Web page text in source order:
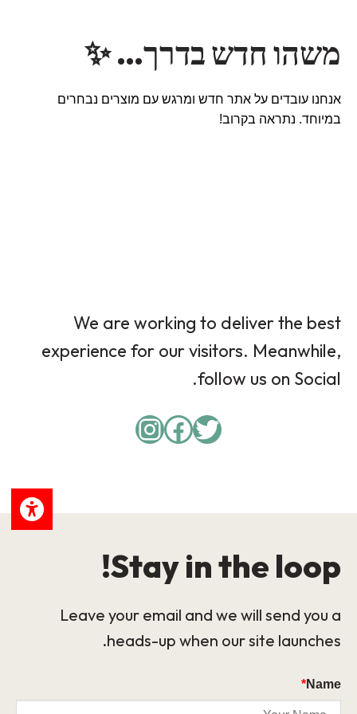
משהו חדש בדרך… ✨
אנחנו עובדים על אתר חדש ומרגש עם מוצרים נבחרים
במיוחד. נתראה בקרוב!
We are working to deliver the best
experience for our visitors. Meanwhile,
follow us on Social.
Twitter
Facebook
Instagram
Stay in the loop!
Leave your email and we will send you a
heads-up when our site launches.
Name
*